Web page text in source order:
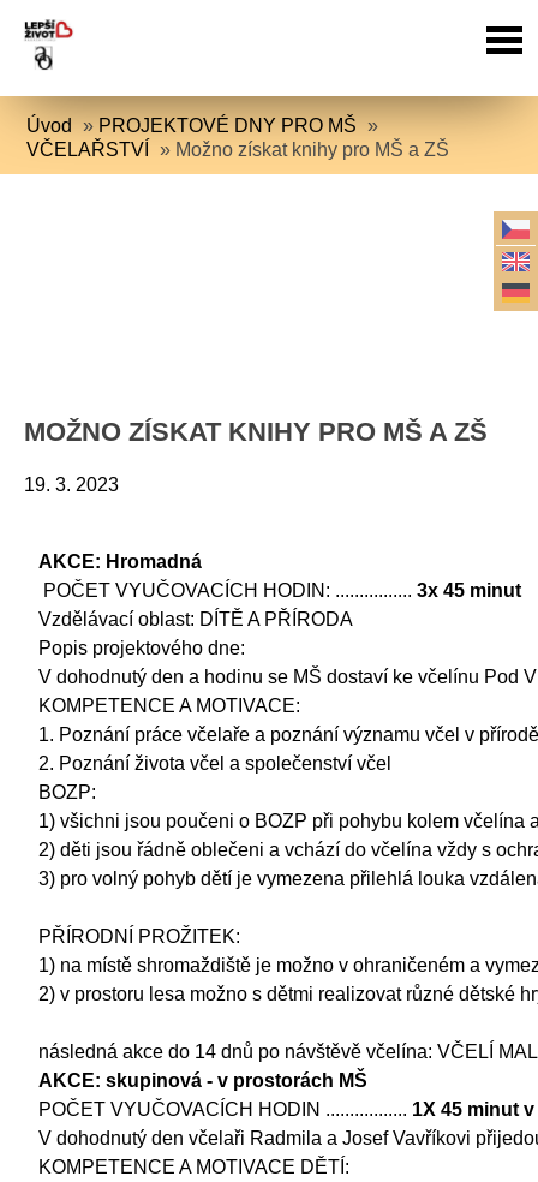
Úvod » PROJEKTOVÉ DNY PRO MŠ »
VČELAŘSTVÍ
» Možno získat knihy pro MŠ a ZŠ
MOŽNO ZÍSKAT KNIHY PRO MŠ A ZŠ
19. 3. 2023
AKCE: Hromadná
POČET VYUČOVACÍCH HODIN: ................ 3x 45 minut
Vzdělávací oblast: DÍTĚ A PŘÍRODA
Popis projektového dne:
V dohodnutý den a hodinu se MŠ dostaví ke včelínu Pod
KOMPETENCE A MOTIVACE:
1. Poznání práce včelaře a poznání významu včel v přírodě
2. Poznání života včel a společenství včel
BOZP:
1) všichni jsou poučeni o BOZP při pohybu kolem
2) děti jsou řádně oblečeni a vchází do včelína vždy s
3) pro volný pohyb dětí je vymezena přilehlá louka
PŘÍRODNÍ PROŽITEK:
1) na místě shromaždiště je možno v ohraničeném a
2) v prostoru lesa možno s dětmi realizovat různé dětské
následná akce do 14 dnů po návštěvě včelína: VČELÍ
AKCE: skupinová - v prostorách MŠ
POČET VYUČOVACÍCH HODIN ................. 1X 45 minut
V dohodnutý den včelaři Radmila a Josef Vavříkovi
KOMPETENCE A MOTIVACE DĚTÍ: